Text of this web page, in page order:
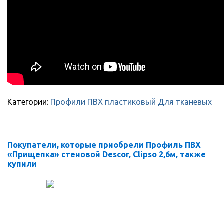
Категории: Профили ПВХ пластиковый Для тканевых
Покупатели, которые приобрели Профиль ПВХ
«Прищепка» стеновой Descor, Clipso 2,6м, также
купили